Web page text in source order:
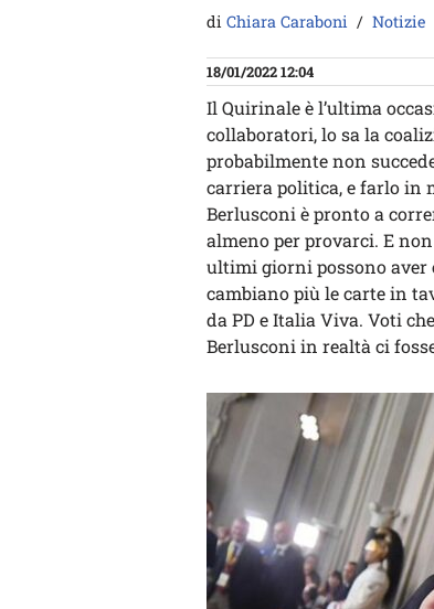
di Chiara Caraboni Notizie
18/01/2022 12:04
Il Quirinale è l’ultima
collaboratori, lo sa la
probabilmente non
carriera politica, e farlo in
Berlusconi è pronto a
almeno per provarci. E
ultimi giorni possono aver
cambiano più le carte in
da PD e Italia Viva. Voti
Berlusconi in realtà ci